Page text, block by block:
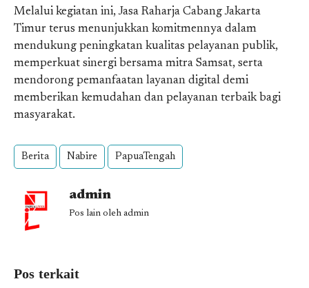
Melalui kegiatan ini, Jasa Raharja Cabang Jakarta
Timur terus menunjukkan komitmennya dalam
mendukung peningkatan kualitas pelayanan publik,
memperkuat sinergi bersama mitra Samsat, serta
mendorong pemanfaatan layanan digital demi
memberikan kemudahan dan pelayanan terbaik bagi
masyarakat.
Berita Nabire PapuaTengah
admin
Pos lain oleh admin
Pos terkait